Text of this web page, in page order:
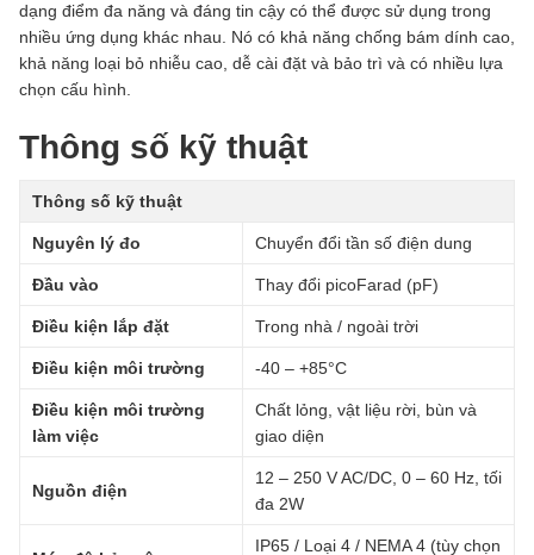
dạng điểm đa năng và đáng tin cậy có thể được sử dụng trong
nhiều ứng dụng khác nhau. Nó có khả năng chống bám dính cao,
khả năng loại bỏ nhiễu cao, dễ cài đặt và bảo trì và có nhiều lựa
chọn cấu hình.
Thông số kỹ thuật
Thông số kỹ thuật
Nguyên lý đo Chuyển đổi tần số điện dung
Đầu vào Thay đổi picoFarad (pF)
Điều kiện lắp đặt Trong nhà / ngoài trời
Điều kiện môi trường -40 – +85°C
Điều kiện môi trường
làm việc
Chất lỏng, vật liệu rời, bùn và
giao diện
Nguồn điện
12 – 250 V AC/DC, 0 – 60 Hz, tối
đa 2W
IP65 / Loại 4 / NEMA 4 (tùy chọn